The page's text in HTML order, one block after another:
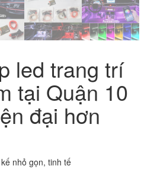
led trang trí
tại Quận 10
đại hơn
nhỏ gọn, tinh tế